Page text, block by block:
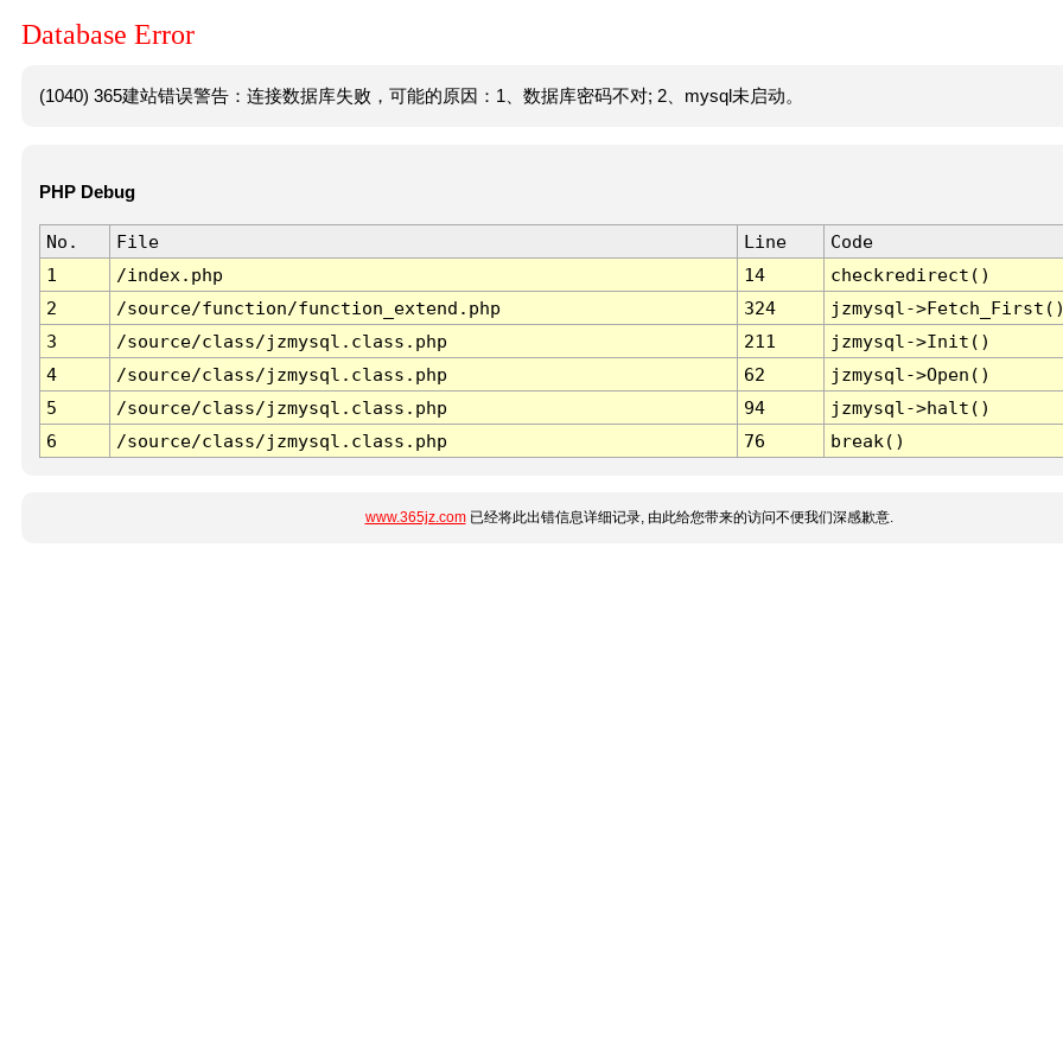
Database Error
(1040) 365建站错误警告：连接数据库失败，可能的原因：1、数据库密码不对; 2、mysql未启动。
PHP Debug
No. File Line
Code
1
/index.php 14
checkredirect()
2
/source/function/function_extend.php 324
jzmysql-
3
/source/class/jzmysql.class.php 211
jzmysql->Init()
4
/source/class/jzmysql.class.php 62
jzmysql->Open()
5
/source/class/jzmysql.class.php 94
jzmysql->halt()
6
/source/class/jzmysql.class.php 76 break()
www.365jz.com已经将此出错信息详细记录, 由此给您带来的访问不便我们深感歉意.